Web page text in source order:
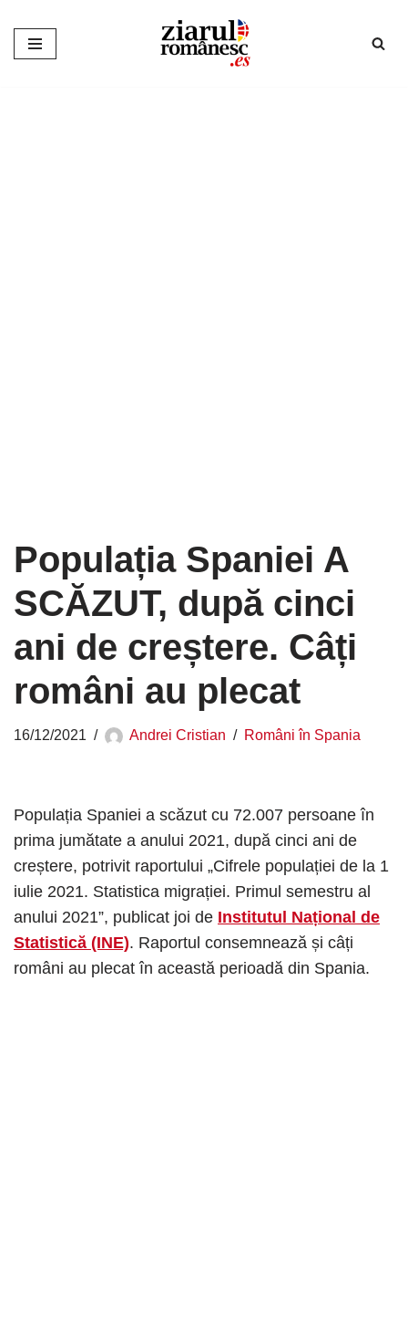
Sari
Populația Spaniei A
SCĂZUT, după cinci
ani de creștere. Câți
români au plecat
16/12/2021 Andrei Cristian Români în Spania
Populația Spaniei a scăzut cu 72.007 persoane în
prima jumătate a anului 2021, după cinci ani de
creștere, potrivit raportului „Cifrele populației de la 1
iulie 2021. Statistica migrației. Primul semestru al
anului 2021”, publicat joi de Institutul Național de
Statistică (INE). Raportul consemnează și câți
români au plecat în această perioadă din Spania.